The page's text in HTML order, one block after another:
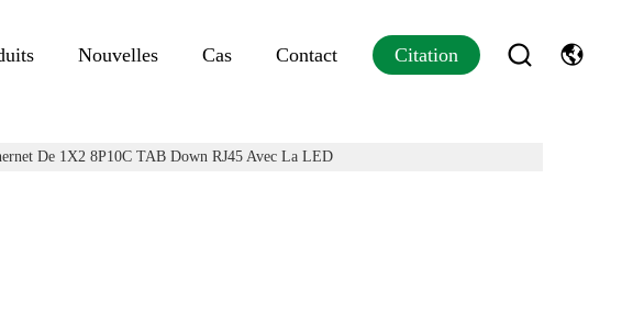
Nouvelles Cas Contact Citation
De 1X2 8P10C TAB Down RJ45 Avec La LED